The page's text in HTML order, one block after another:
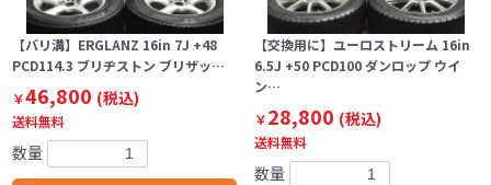
【バリ溝】ERGLANZ 16in 7J +48
PCD114.3 ブリヂストン ブリザッ…
￥46,800 (税込)
送料無料
数量
【交換用に】ユーロストリーム 16in
6.5J +50 PCD100 ダンロップ ウイ
ン…
￥28,800 (税込)
送料無料
数量